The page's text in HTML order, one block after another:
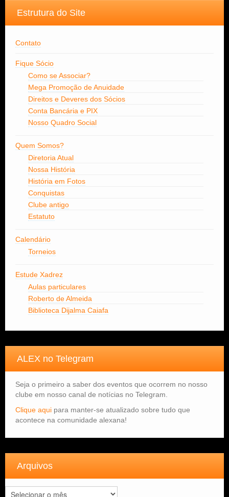
Estrutura do Site
Contato
Fique Sócio
Como se Associar?
Mega Promoção de Anuidade
Direitos e Deveres dos Sócios
Conta Bancária e PIX
Nosso Quadro Social
Quem Somos?
Diretoria Atual
Nossa História
História em Fotos
Conquistas
Clube antigo
Estatuto
Calendário
Torneios
Estude Xadrez
Aulas particulares
Roberto de Almeida
Biblioteca Dijalma Caiafa
ALEX no Telegram
Seja o primeiro a saber dos eventos que ocorrem no nosso
clube em nosso canal de notícias no Telegram.
Clique aqui para manter-se atualizado sobre tudo que
acontece na comunidade alexana!
Arquivos
Arquivos